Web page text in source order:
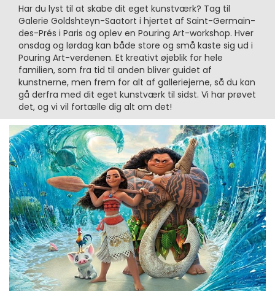
Har du lyst til at skabe dit eget kunstværk? Tag til
Galerie Goldshteyn-Saatort i hjertet af Saint-Germain-
des-Prés i Paris og oplev en Pouring Art-workshop. Hver
onsdag og lørdag kan både store og små kaste sig ud i
Pouring Art-verdenen. Et kreativt øjeblik for hele
familien, som fra tid til anden bliver guidet af
kunstnerne, men frem for alt af galleriejerne, så du kan
gå derfra med dit eget kunstværk til sidst. Vi har prøvet
det, og vi vil fortælle dig alt om det!